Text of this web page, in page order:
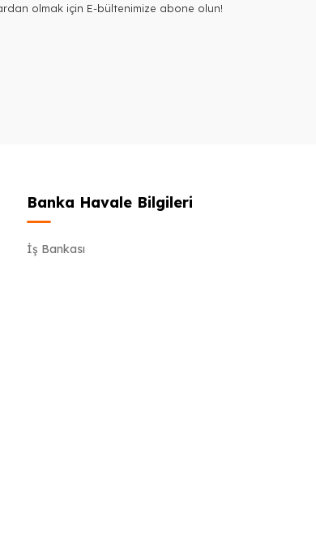
olmak için E-bültenimize abone olun!
Banka Havale Bilgileri
İş Bankası